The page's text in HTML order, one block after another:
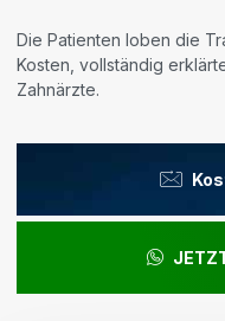
Die Patienten loben die
Kosten, vollständig
Zahnärzte.